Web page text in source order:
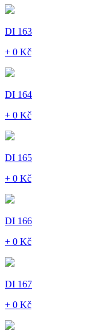
DI 163
+ 0 Kč
DI 164
+ 0 Kč
DI 165
+ 0 Kč
DI 166
+ 0 Kč
DI 167
+ 0 Kč